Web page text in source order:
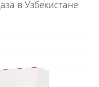
в Узбекистане